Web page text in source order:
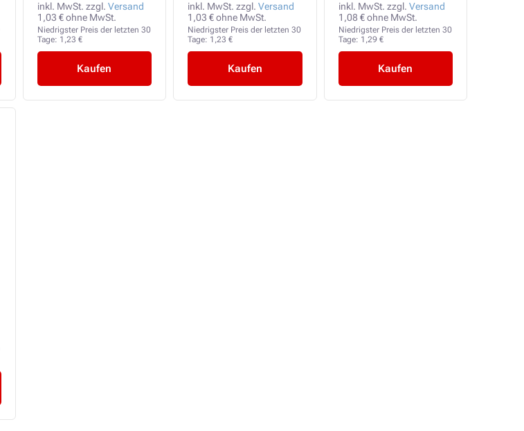
inkl. MwSt. zzgl. Versand
1,03 € ohne MwSt.
Niedrigster Preis der letzten 30
Tage: 1,23 €
Kaufen
inkl. MwSt. zzgl. Versand
1,03 € ohne MwSt.
Niedrigster Preis der letzten 30
Tage: 1,23 €
Kaufen
inkl. MwSt. zzgl. Versand
1,08 € ohne MwSt.
Niedrigster Preis der letzten 30
Tage: 1,29 €
Kaufen